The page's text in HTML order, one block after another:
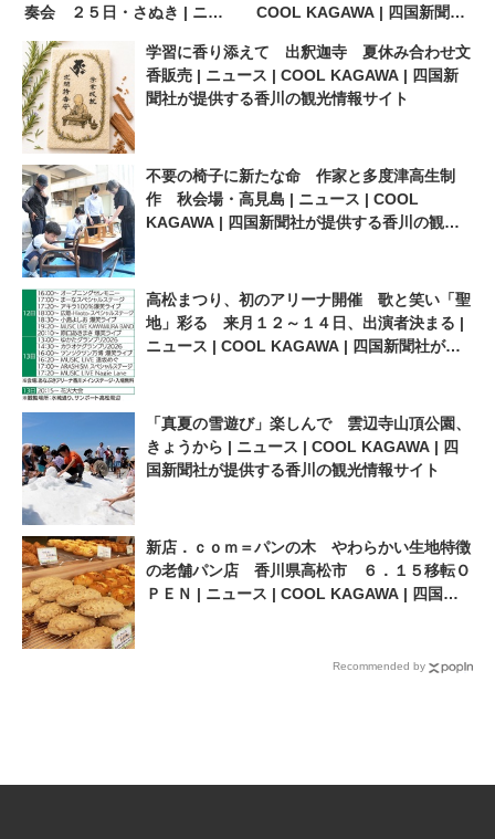
奏会 ２５日・さぬき | ニュ
新聞社が提供する香川の観光
情報サイト
COOL KAGAWA | 四国新聞社
イト
学習に香り添えて 出釈迦寺 夏休み合わせ文
香販売 | ニュース | COOL KAGAWA | 四国新
聞社が提供する香川の観光情報サイト
不要の椅子に新たな命 作家と多度津高生制
作 秋会場・高見島 | ニュース | COOL
KAGAWA | 四国新聞社が提供する香川の観光
高松まつり、初のアリーナ開催 歌と笑い「聖
地」彩る 来月１２～１４日、出演者決まる |
ニュース | COOL KAGAWA | 四国新聞社が提
「真夏の雪遊び」楽しんで 雲辺寺山頂公園、
きょうから | ニュース | COOL KAGAWA | 四
国新聞社が提供する香川の観光情報サイト
新店．ｃｏｍ＝パンの木 やわらかい生地特徴
の老舗パン店 香川県高松市 ６．１５移転Ｏ
ＰＥＮ | ニュース | COOL KAGAWA | 四国新
Recommended by